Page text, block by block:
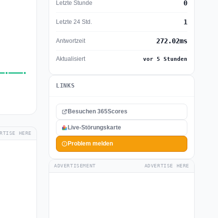
HERE
Letzte Stunde 0
Letzte 24 Std. 1
Antwortzeit 272.02ms
Aktualisiert vor 5 Stunden
LINKS
Besuchen 365Scores
Live-Störungskarte
Problem melden
ADVERTISEMENT ADVERTISE HERE